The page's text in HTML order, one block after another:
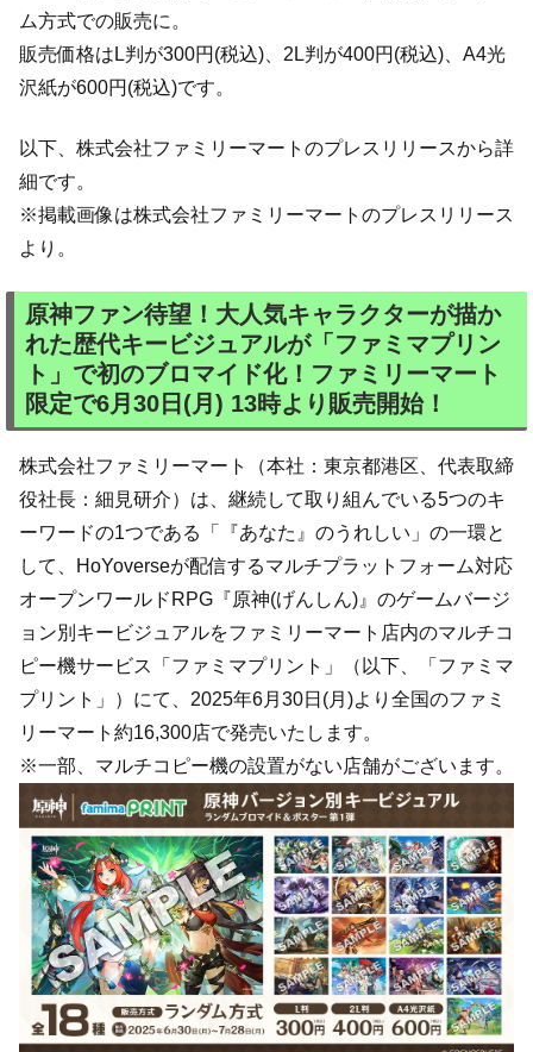
ム方式での販売に。
販売価格はL判が300円(税込)、2L判が400円(税込)、A4光
沢紙が600円(税込)です。
以下、株式会社ファミリーマートのプレスリリースから詳
細です。
※掲載画像は株式会社ファミリーマートのプレスリリース
より。
原神ファン待望！大人気キャラクターが描か
れた歴代キービジュアルが「ファミマプリン
ト」で初のブロマイド化！ファミリーマート
限定で6月30日(月) 13時より販売開始！
株式会社ファミリーマート（本社：東京都港区、代表取締
役社長：細見研介）は、継続して取り組んでいる5つのキ
ーワードの1つである「『あなた』のうれしい」の一環と
して、HoYoverseが配信するマルチプラットフォーム対応
オープンワールドRPG『原神(げんしん)』のゲームバージ
ョン別キービジュアルをファミリーマート店内のマルチコ
ピー機サービス「ファミマプリント」（以下、「ファミマ
プリント」）にて、2025年6月30日(月)より全国のファミ
リーマート約16,300店で発売いたします。
※一部、マルチコピー機の設置がない店舗がございます。